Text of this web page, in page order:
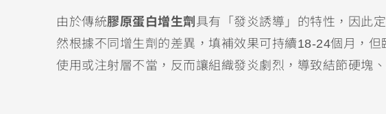
由於傳統膠原蛋白增生劑 具有「發炎誘導」的特性，因此
然根據不同增生劑的差異，填補效果可持續18-24個月，
使用或注射層不當，反而讓組織發炎劇烈，導致結節硬塊